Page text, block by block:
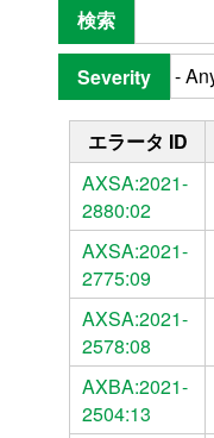
検索
Severity
エラータ ID
AXSA:2021-
2880:02
AXSA:2021-
2775:09
AXSA:2021-
2578:08
AXBA:2021-
2504:13